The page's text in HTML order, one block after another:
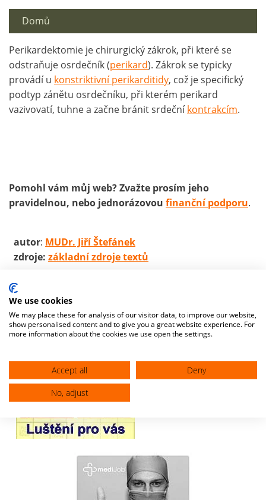
Domů
Perikardektomie je chirurgický zákrok, při které se
odstraňuje osrdečník (perikard). Zákrok se typicky
provádí u konstriktivní perikarditidy, což je specifický
podtyp zánětu osrdečníku, při kterém perikard
vazivovatí, tuhne a začne bránit srdečníkontrakcím.
Pomohl vám můj web? Zvažte prosím jeho
pravidelnou, nebo jednorázovou finanční podporu.
autor: MUDr. Jiří Štefánek
zdroje: základní zdroje textů
We use cookies
We may place these for analysis of our visitor data, to improve our website,
show personalised content and to give you a great website experience. For
more information about the cookies we use open the settings.
Accept all
Deny
No, adjust